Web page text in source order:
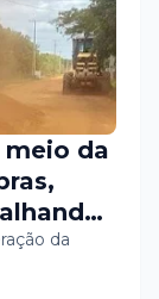
da
da